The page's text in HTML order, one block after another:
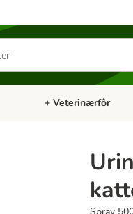
Fugl
Åpne kategorimeny: Fisk
+ Veterinærfôr